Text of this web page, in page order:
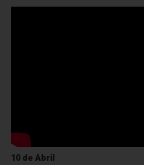
10 de Abril